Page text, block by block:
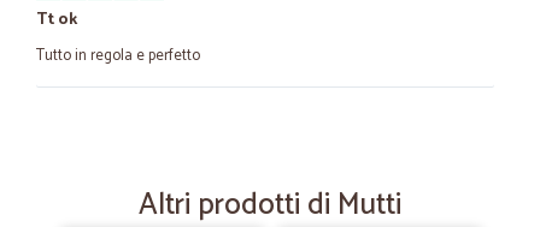
Tt ok
Tutto in regola e perfetto
Costanza della qualitaAltri prodotti di Mutti